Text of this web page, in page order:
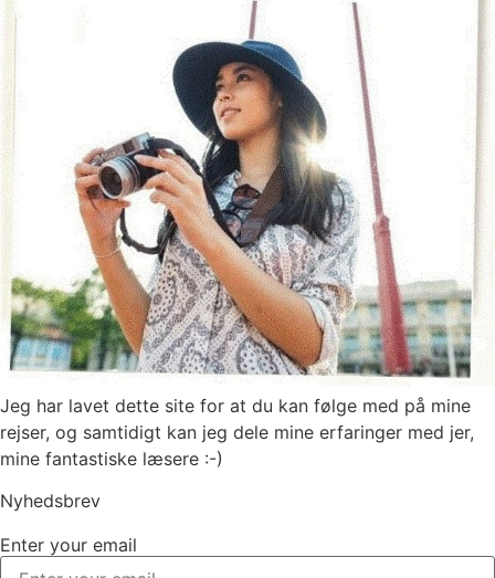
Jeg har lavet dette site for at du kan følge med på mine
rejser, og samtidigt kan jeg dele mine erfaringer med jer,
mine fantastiske læsere :-)
Nyhedsbrev
Enter your email